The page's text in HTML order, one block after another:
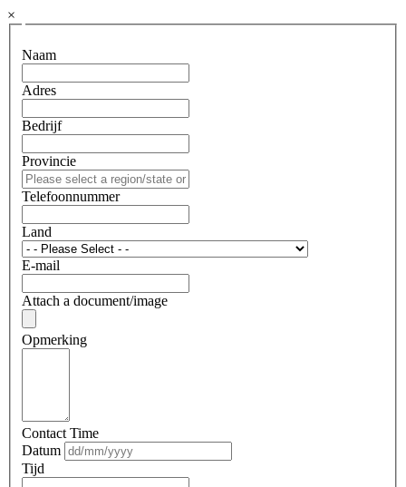
×
Naam
Adres
Bedrijf
Provincie
Telefoonnummer
Land
E-mail
Attach a document/image
Opmerking
Contact Time
Datum
Tijd